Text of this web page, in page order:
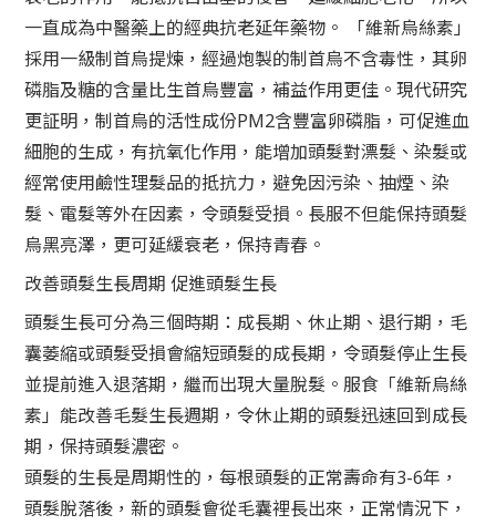
一直成為中醫藥上的經典抗老延年藥物。 「維新烏絲素」
採用一級制首烏提煉，經過炮製的制首烏不含毒性，其卵
磷脂及糖的含量比生首烏豐富，補益作用更佳。現代研究
更証明，制首烏的活性成份PM2含豐富卵磷脂，可促進血
細胞的生成，有抗氧化作用，能增加頭髮對漂髮、染髮或
經常使用鹼性理髮品的抵抗力，避免因污染、抽煙、染
髮、電髮等外在因素，令頭髮受損。長服不但能保持頭髮
烏黑亮澤，更可延緩衰老，保持青春。
改善頭髮生長周期 促進頭髮生長
頭髮生長可分為三個時期：成長期、休止期、退行期，毛
囊萎縮或頭髮受損會縮短頭髮的成長期，令頭髮停止生長
並提前進入退落期，繼而出現大量脫髮。服食「維新烏絲
素」能改善毛髮生長週期，令休止期的頭髮迅速回到成長
期，保持頭髮濃密。
頭髮的生長是周期性的，每根頭髮的正常壽命有3-6年，
頭髮脫落後，新的頭髮會從毛囊裡長出來，正常情況下，